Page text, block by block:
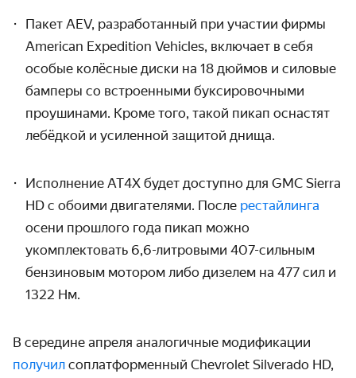
Пакет AEV, разработанный при участии фирмы
American Expedition Vehicles, включает в себя
особые колёсные диски на 18 дюймов и силовые
бамперы со встроенными буксировочными
проушинами. Кроме того, такой пикап оснастят
лебёдкой и усиленной защитой днища.
Исполнение AT4X будет доступно для GMC Sierra
HD с обоими двигателями. После рестайлинга
осени прошлого года пикап можно
укомплектовать 6,6-литровыми 407-сильным
бензиновым мотором либо дизелем на 477 сил и
1322 Нм.
В середине апреля аналогичные модификации
получил соплатформенный Chevrolet Silverado HD,